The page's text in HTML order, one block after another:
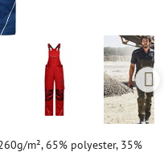
m², 65% polyester, 35%